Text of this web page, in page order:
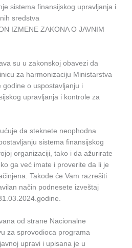
sistema finansijskog upravljanja i
sredstva
IZMENE ZAKONA O JAVNIM
su u zakonskoj obavezi da
za harmonizaciju Ministarstva
o uspostavljanju i
upravljanja i kontrole za
da steknete neophodna
sistema finansijskog
organizaciji, tako i da ažurirate
ga već imate i proverite da li je
Takođe će Vam razrešiti
način podnesete izveštaj
od strane Nacionalne
za sprovodioca programa
upravi i upisana je u